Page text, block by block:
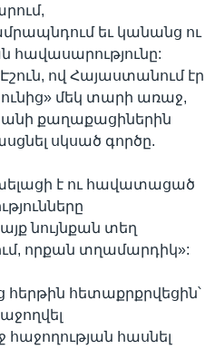
եւ կանանց ու
ով Հայաստանում էր
մեկ տարի առաջ,
քաղաքացիներին
սկսած գործը.
է ու հավատացած
նույնքան տեղ
որքան տղամարդիկ»:
հետաքրքրվեցին՝
հասնել